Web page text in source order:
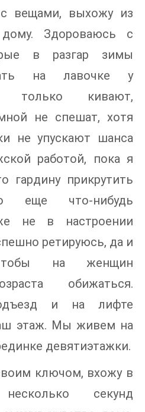
вещами, выхожу из
Здороваюсь с
в разгар зимы
на лавочке у
только кивают,
не спешат, хотя
не упускают шанса
работой, пока я
гардину прикрутить
еще что-нибудь
не в настроении
ретируюсь, да и
на женщин
обижаться.
и на лифте
этаж. Мы живем на
девятиэтажки.
ключом, вхожу в
секунд